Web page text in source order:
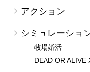
アクション
シミュレーショ
牧場婚活
DEAD OR ALIVE